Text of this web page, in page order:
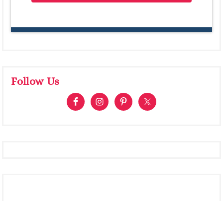
Follow Us